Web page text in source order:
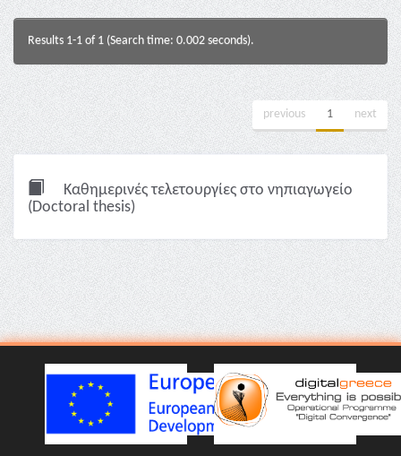
Results 1-1 of 1 (Search time: 0.002 seconds).
previous 1 next
Καθημερινές τελετουργίες στο νηπιαγωγείο
(Doctoral thesis)